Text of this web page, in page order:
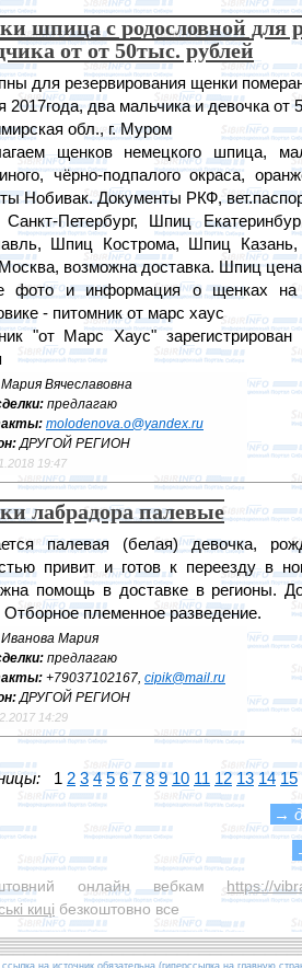
шпица с родословной для
от от 50тыс. рублей
для резервирования щенки
2017года, два мальчика и девочка от
обл., г. Муром
щенков немецкого шпица,
чёрно-подпалого окраса,
Нобивак. Документы РКФ,
Петербург, Шпиц
Шпиц Кострома, Шпиц
возможна доставка. Шпиц
фото и информация о щенках
- питомник от марс хаус
"от Марс Хаус"
Мария Вячеславовна
предлагаю
molodenova.o@yandex.ru
ДРУГОЙ РЕГИОН
19:47
лабрадора палевые
палевая (белая) девочка,
привит и готов к переезду в
помощь в доставке в регионы.
Отборное племенное разведение.
Иванова Мария
предлагаю
+79037102167, cipik@mail.ru
ДРУГОЙ РЕГИОН
14:29
1 2 3 4 5 6 7 8 9 10 11 12 13 14 15
→
онлайн вебкам
https://
киці безкоштовно все
на источник обязательна (гиперссылка на главную